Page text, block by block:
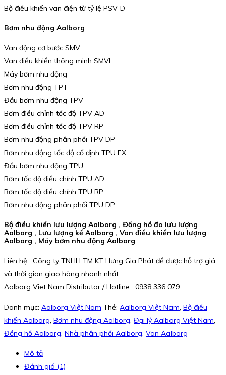
Bộ điều khiển van điện từ tỷ lệ PSV-D
Bơm nhu động Aalborg
Van động cơ bước SMV
Van điều khiển thông minh SMVI
Máy bơm nhu động
Bơm nhu động TPT
Đầu bơm nhu động TPV
Bơm điều chỉnh tốc độ TPV AD
Bơm điều chỉnh tốc độ TPV RP
Bơm nhu động phân phối TPV DP
Bơm nhu động tốc độ cố định TPU FX
Đầu bơm nhu động TPU
Bơm tốc độ điều chỉnh TPU AD
Bơm tốc độ điều chỉnh TPU RP
Bơm nhu động phân phối TPU DP
Bộ điều khiển lưu lượng Aalborg , Đồng hồ đo lưu lượng
Aalborg , Lưu lượng kế Aalborg , Van điều khiển lưu lượng
Aalborg , Máy bơm nhu động Aalborg
Liên hệ : Công ty TNHH TM KT Hưng Gia Phát để được hỗ trợ giá
và thời gian giao hàng nhanh nhất.
Aalborg Viet Nam Distributor / Hotline : 0938 336 079
Danh mục: Aalborg Việt Nam Thẻ: Aalborg Việt Nam, Bộ điều
khiển Aalborg, Bơm nhu động Aalborg, Đại lý Aalborg Việt Nam,
Đồng hồ Aalborg, Nhà phân phối Aalborg, Van Aalborg
Mô tả
Đánh giá (1)